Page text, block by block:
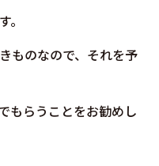
ものなので、それを予
もらうことをお勧めし